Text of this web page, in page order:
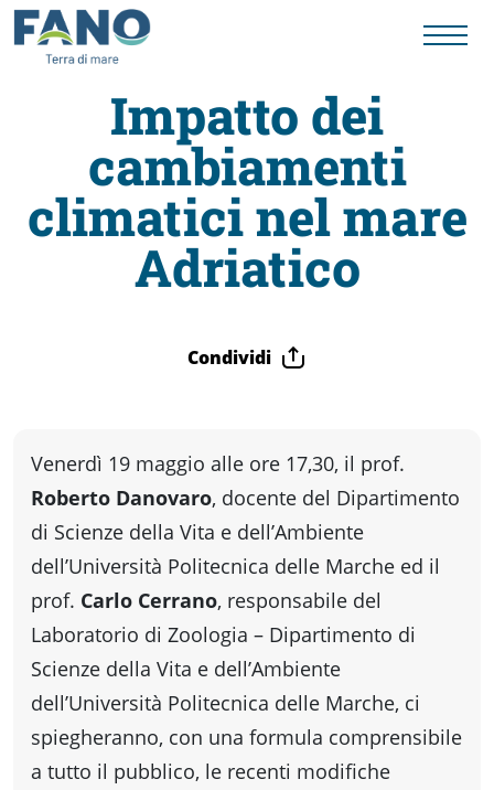
Fano
Visit
Card
fare
Percorsi
storici
Enogastronomia
Impatto dei
cambiamenti
climatici nel mare
Adriatico
Condividi
Venerdì 19 maggio alle ore 17,30, il prof.
Roberto Danovaro, docente del Dipartimento
di Scienze della Vita e dell’Ambiente
dell’Università Politecnica delle Marche ed il
prof. Carlo Cerrano, responsabile del
Laboratorio di Zoologia – Dipartimento di
Scienze della Vita e dell’Ambiente
dell’Università Politecnica delle Marche, ci
spiegheranno, con una formula comprensibile
a tutto il pubblico, le recenti modifiche